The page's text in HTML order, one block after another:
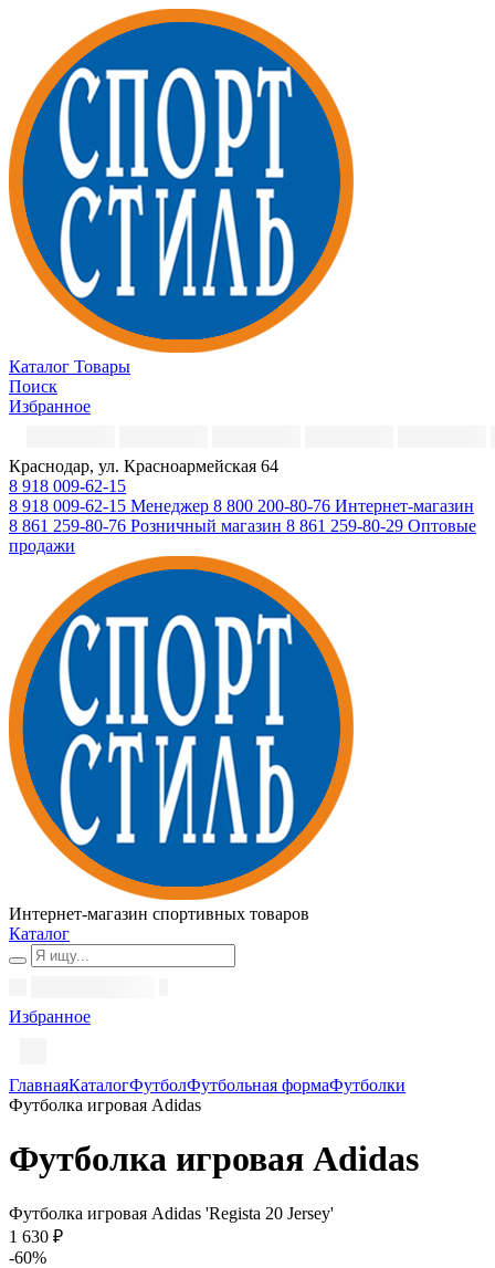
Каталог Товары
Поиск
Избранное
Краснодар, ул. Красноармейская 64
8 918 009-62-15
8 918 009-62-15 Менеджер 8 800 200-80-76 Интернет-магазин
8 861 259-80-76 Розничный магазин 8 861 259-80-29 Оптовые
продажи
Интернет-магазин спортивных товаров
Каталог
Избранное
ГлавнаяКаталогФутболФутбольная формаФутболки
Футболка игровая Adidas
Футболка игровая Adidas
Футболка игровая Adidas 'Regista 20 Jersey'
1 630 ₽
-60%